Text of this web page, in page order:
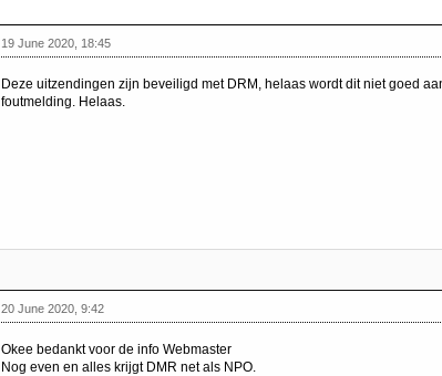
19 June 2020, 18:45
Deze uitzendingen zijn beveiligd met DRM, helaas wordt dit niet goed
foutmelding. Helaas.
20 June 2020, 9:42
Okee bedankt voor de info Webmaster
Nog even en alles krijgt DMR net als NPO.